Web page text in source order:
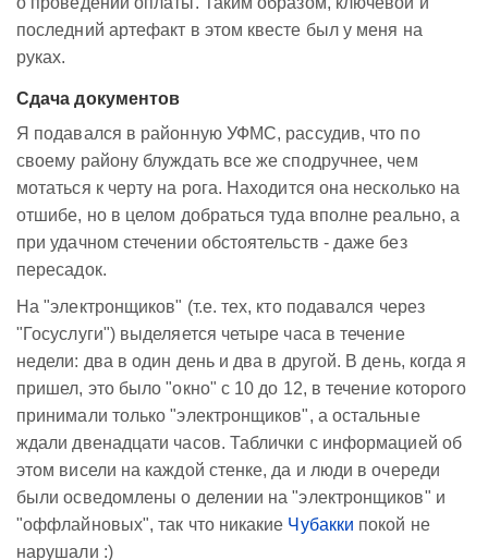
последний артефакт в этом квесте был у меня на
руках.
Сдача документов
Я подавался в районную УФМС, рассудив, что по
своему району блуждать все же сподручнее, чем
мотаться к черту на рога. Находится она несколько на
отшибе, но в целом добраться туда вполне реально, а
при удачном стечении обстоятельств - даже без
пересадок.
На "электронщиков" (т.е. тех, кто подавался через
"Госуслуги") выделяется четыре часа в течение
недели: два в один день и два в другой. В день, когда я
пришел, это было "окно" с 10 до 12, в течение которого
принимали только "электронщиков", а остальные
ждали двенадцати часов. Таблички с информацией об
этом висели на каждой стенке, да и люди в очереди
были осведомлены о делении на "электронщиков" и
"оффлайновых", так что никакие Чубакки покой не
нарушали :)